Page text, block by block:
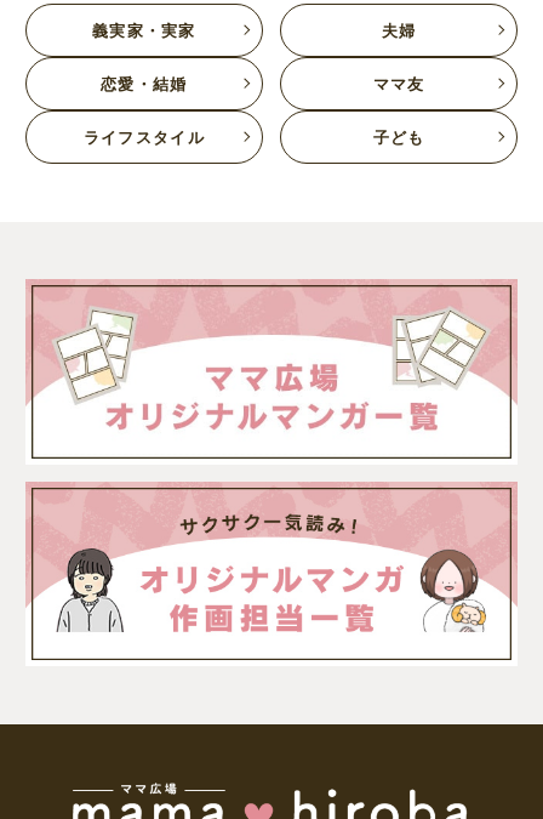
義実家・実家 夫婦
恋愛・結婚 ママ友
ライフスタイル 子ども